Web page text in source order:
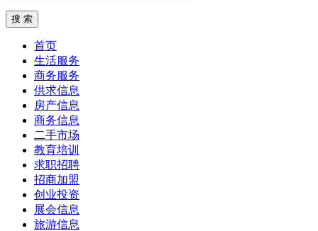
首页
生活服务
商务服务
供求信息
房产信息
商务信息
二手市场
教育培训
求职招聘
招商加盟
创业投资
展会信息
旅游信息